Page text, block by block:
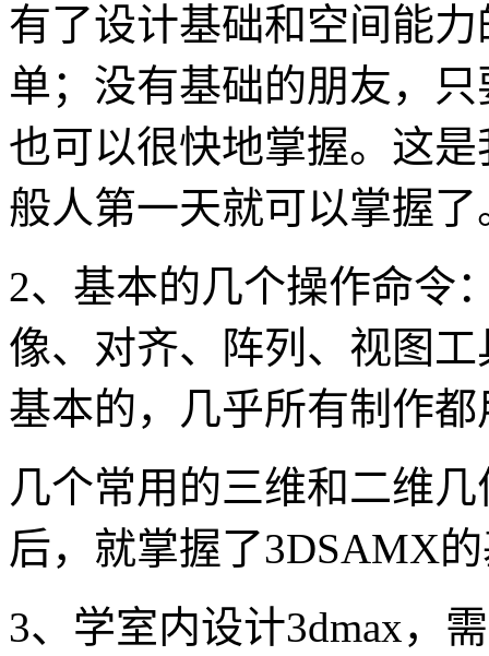
有了设计基础和空间能
单；没有基础的朋友，
也可以很快地掌握。这
般人第一天就可以掌握了
2、基本的几个操作命令
像、对齐、阵列、视图
基本的，几乎所有制作都
几个常用的三维和二维
后，就掌握了3DSAMX
3、学室内设计3dmax，